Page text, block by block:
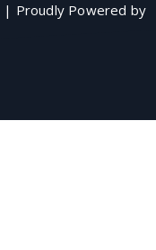
| Proudly Powered by